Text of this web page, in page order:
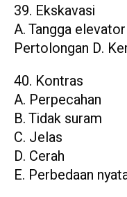
39. Ekskavasi
A. Tangga
Pertolongan D.
40. Kontras
A. Perpecahan
B. Tidak suram
C. Jelas
D. Cerah
E. Perbedaan